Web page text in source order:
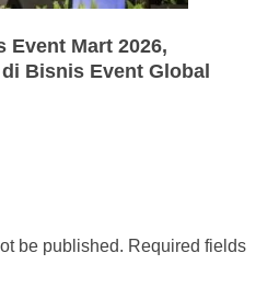
Event Mart 2026,
Bisnis Event Global
be published. Required fields